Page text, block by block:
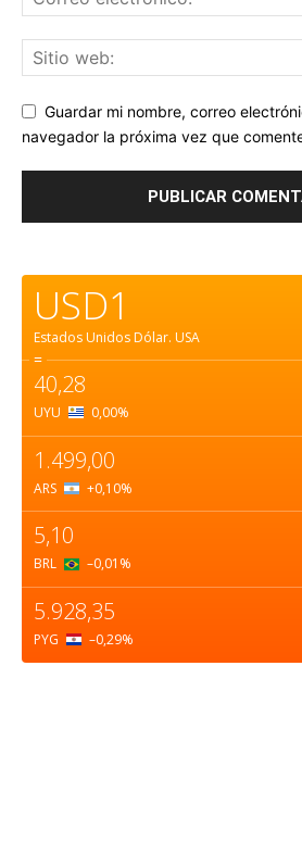
Guardar mi nombre, correo
navegador la próxima vez que
USD1
Estados Unidos Dólar. USA
=
40,28
UYU 0,00%
1.499,00
ARS +0,10%
5,10
BRL –0,01 %
5.928,35
PYG –0,29%